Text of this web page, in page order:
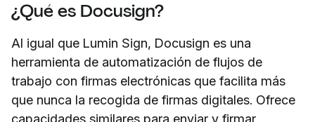
¿Qué es Docusign?
Al igual que Lumin Sign, Docusign es una
herramienta de automatización de flujos de
trabajo con firmas electrónicas que facilita más
que nunca la recogida de firmas digitales. Ofrece
capacidades similares para enviar y firmar